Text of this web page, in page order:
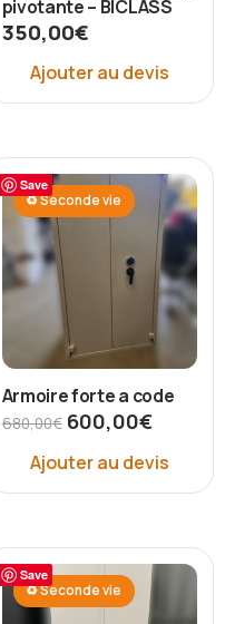
pivotante – BICLASS
350,00€
Ajouter au devis
Save
♻ Seconde vie
Armoire forte a code
680,00€ 600,00€
Ajouter au devis
Save
♻ Seconde vie